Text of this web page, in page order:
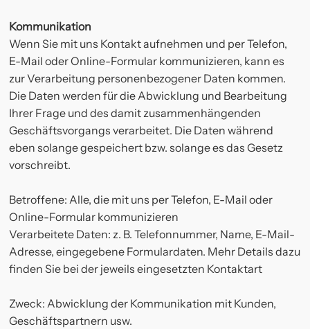
Kommunikation
Wenn Sie mit uns Kontakt aufnehmen und per Telefon,
E-Mail oder Online-Formular kommunizieren, kann es
zur Verarbeitung personenbezogener Daten kommen.
Die Daten werden für die Abwicklung und Bearbeitung
Ihrer Frage und des damit zusammenhängenden
Geschäftsvorgangs verarbeitet. Die Daten während
eben solange gespeichert bzw. solange es das Gesetz
vorschreibt.
Betroffene: Alle, die mit uns per Telefon, E-Mail oder
Online-Formular kommunizieren
Verarbeitete Daten: z. B. Telefonnummer, Name, E-Mail-
Adresse, eingegebene Formulardaten. Mehr Details dazu
finden Sie bei der jeweils eingesetzten Kontaktart
Zweck: Abwicklung der Kommunikation mit Kunden,
Geschäftspartnern usw.